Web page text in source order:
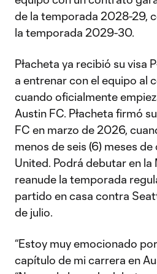
de la temporada 2028-29,
la temporada 2029-30.
Płacheta ya recibió su visa
a entrenar con el equipo al
cuando oficialmente
Austin FC. Płacheta firmó
FC en marzo de 2026,
menos de seis (6) meses
United. Podrá debutar en la
reanude la temporada
partido en casa contra
de julio.
“Estoy muy emocionado
capítulo de mi carrera en